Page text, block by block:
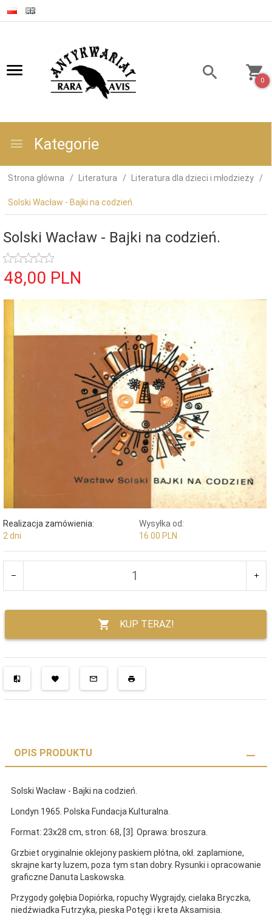
0
Kategorie
Strona główna Literatura Literatura dla dzieci i młodzieży
Solski Wacław - Bajki na codzień.
Solski Wacław - Bajki na codzień.
48,00 PLN
Realizacja zamówienia:
2 dni
Wysyłka od:
16.00 PLN
KUP TERAZ!
OPIS PRODUKTU
Solski Wacław - Bajki na codzień.
Londyn 1965. Polska Fundacja Kulturalna.
Format: 23x28 cm, stron: 68, [3]. Oprawa: broszura.
Grzbiet oryginalnie oklejony paskiem płótna, okł. zaplamione,
skrajne karty luzem, poza tym stan dobry. Rysunki i opracowanie
graficzne Danuta Laskowska.
Przygody gołębia Dopiórka, ropuchy Wygrajdy, cielaka Bryczka,
niedźwiadka Futrzyka, pieska Potęgi i kreta Aksamisia.